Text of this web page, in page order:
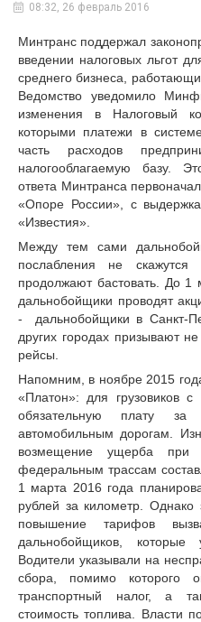
08:32, 26 февраль 2016
Минтранс поддержал
введении налоговых льгот
среднего бизнеса,
Ведомство уведомило
изменения в Налоговый
которыми платежи в
часть расходов
налогооблагаемую базу.
ответа Минтранса
«Опоре России», с
«Известия».
Между тем сами
послабления не
продолжают бастовать. До 1
дальнобойщики проводят
- дальнобойщики в Санкт-
других городах призывают
рейсы.
Напомним, в ноябре 2015
«Платон»: для грузовиков
обязательную плату
автомобильным дорогам.
возмещение ущерба при
федеральным трассам
1 марта 2016 года
рублей за километр.
повышение тарифов
дальнобойщиков, которые
Водители указывали на
сбора, помимо которого
транспортный налог, а
стоимость топлива. Власти